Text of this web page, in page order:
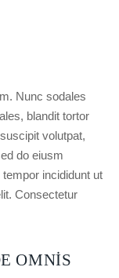
Nunc sodales
blandit tortor
volutpat,
do eiusm
incididunt ut
Consectetur
OMNIS